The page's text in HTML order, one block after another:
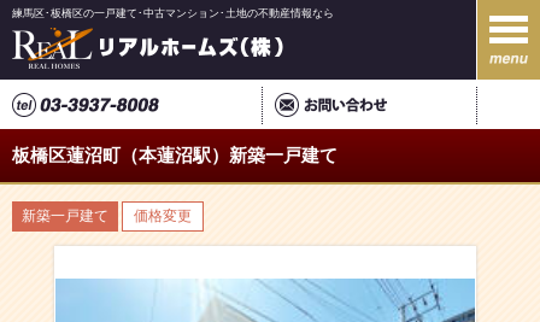
練馬区･板橋区の一戸建て･中古マンション･土地の不動産情報なら
板橋区蓮沼町（本蓮沼駅）新築一戸建て
新築一戸建て 価格変更